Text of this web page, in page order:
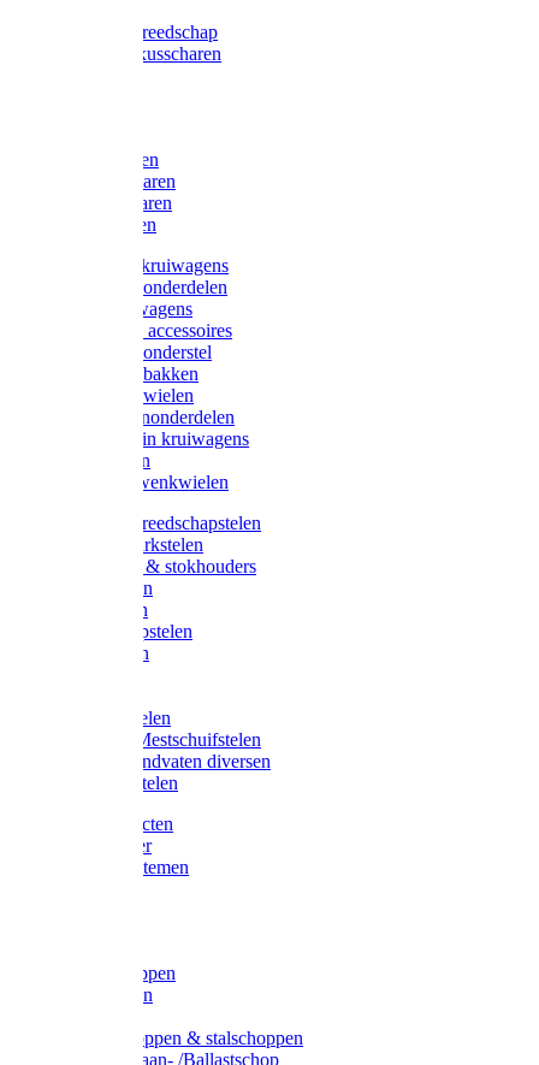
Klussen gereedschap
Gras & buxusscharen
Snoeischaren
Heggenscharen
Takkenscharen
Snoeimessen
Landbouwkruiwagens
Kruiwagenonderdelen
Bouwkruiwagens
Kruiwagen accessoires
Kruiwagenonderstel
Kruiwagenbakken
Kruiwagenwielen
Steekwagenonderdelen
Huis en Tuin kruiwagens
Steekwagen
Bok- en Zwenkwielen
Overige gereedschapstelen
Bezem-/Harkstelen
Handvaten & stokhouders
Hamerstelen
Spadestelen
Graanschopstelen
Schopstelen
Gardena stelen
Sneeuw- /Mestschuifstelen
Stelen / Handvaten diversen
Telescoopstelen
Tuin producten
Fruitplukker
Ophangsystemen
Betonschoppen
Schepbatsen
Ballastschoppen & stalschoppen
Slijtsrip Graan- /Ballastschop